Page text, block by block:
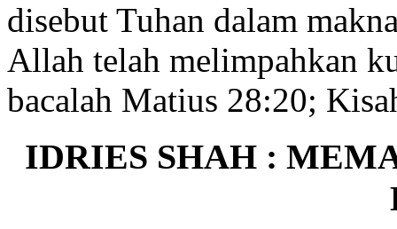
disebut Tuhan dalam
Allah telah melimpahkan
bacalah Matius 28:20;
IDRIES SHAH :